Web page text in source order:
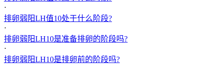
·
排卵弱阳LH值10处于什么阶段?
·
排卵弱阳LH10是准备排卵的阶段吗?
·
排卵弱阳LH10是排卵前的阶段吗?